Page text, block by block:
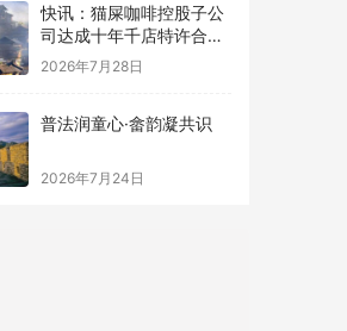
快讯：猫屎咖啡控股子公
司达成十年千店特许合
作，总授权费2亿元
2026年7月28日
普法润童心·畲韵凝共识
2026年7月24日